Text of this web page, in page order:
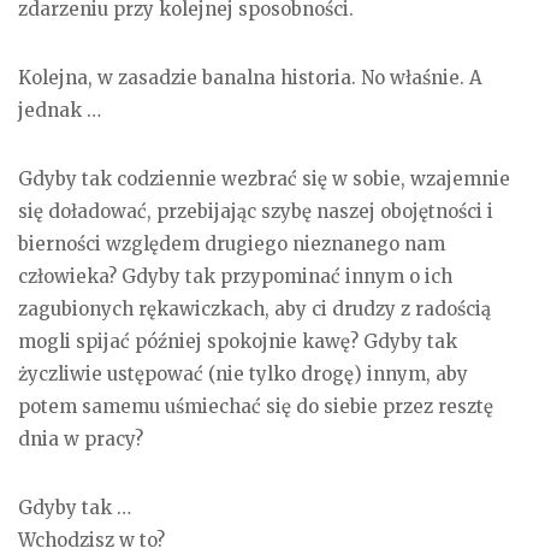
zdarzeniu przy kolejnej sposobności.
Kolejna, w zasadzie banalna historia. No właśnie. A
jednak …
Gdyby tak codziennie wezbrać się w sobie, wzajemnie
się doładować, przebijając szybę naszej obojętności i
bierności względem drugiego nieznanego nam
człowieka? Gdyby tak przypominać innym o ich
zagubionych rękawiczkach, aby ci drudzy z radością
mogli spijać później spokojnie kawę? Gdyby tak
życzliwie ustępować (nie tylko drogę) innym, aby
potem samemu uśmiechać się do siebie przez resztę
dnia w pracy?
Gdyby tak …
Wchodzisz w to?